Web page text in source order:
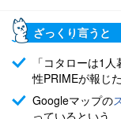
ざっくり言うと
「コタローは1
性PRIMEが報じた
Googleマップの
っているという